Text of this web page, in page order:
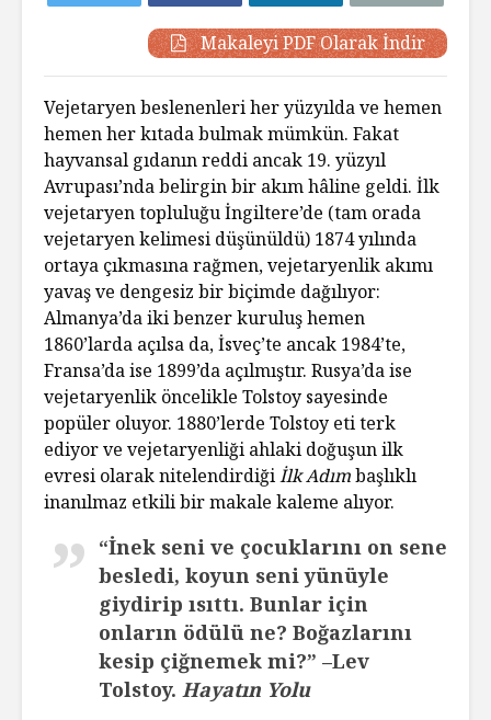
Makaleyi PDF Olarak İndir
Vejetaryen beslenenleri her yüzyılda ve hemen
hemen her kıtada bulmak mümkün. Fakat
hayvansal gıdanın reddi ancak 19. yüzyıl
Avrupası’nda belirgin bir akım hâline geldi. İlk
vejetaryen topluluğu İngiltere’de (tam orada
vejetaryen kelimesi düşünüldü) 1874 yılında
ortaya çıkmasına rağmen, vejetaryenlik akımı
yavaş ve dengesiz bir biçimde dağılıyor:
Almanya’da iki benzer kuruluş hemen
1860’larda açılsa da, İsveç’te ancak 1984’te,
Fransa’da ise 1899’da açılmıştır. Rusya’da ise
vejetaryenlik öncelikle Tolstoy sayesinde
popüler oluyor. 1880’lerde Tolstoy eti terk
ediyor ve vejetaryenliği ahlaki doğuşun ilk
evresi olarak nitelendirdiğiİlk Adımbaşlıklı
inanılmaz etkili bir makale kaleme alıyor.
“İnek seni ve çocuklarını on sene
besledi, koyun seni yünüyle
giydirip ısıttı. Bunlar için
onların ödülü ne? Boğazlarını
kesip çiğnemek mi?” –Lev
Tolstoy. Hayatın Yolu